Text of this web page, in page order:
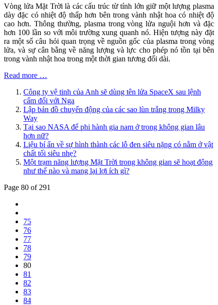
Vòng lửa Mặt Trời là các cấu trúc từ tính lớn giữ một lượng plasma
dày đặc có nhiệt độ thấp hơn bên trong vành nhật hoa có nhiệt độ
cao hơn. Thông thường, plasma trong vòng lửa nguội hơn và đặc
hơn 100 lần so với môi trường xung quanh nó. Hiện tượng này đặt
ra một số câu hỏi quan trọng về nguồn gốc của plasma trong vòng
lửa, và sự cân bằng về năng lượng và lực cho phép nó tồn tại bên
trong vành nhật hoa trong một thời gian tương đối dài.
Read more …
Công ty vệ tinh của Anh sẽ dùng tên lửa SpaceX sau lệnh
cấm đối với Nga
Lập bản đồ chuyển động của các sao lùn trắng trong Milky
Way
Tại sao NASA để phi hành gia nam ở trong không gian lâu
hơn nữ?
Liệu bí ẩn về sự hình thành các lỗ đen siêu nặng có nằm ở vật
chất tối siêu nhẹ?
Một trạm năng lượng Mặt Trời trong không gian sẽ hoạt động
như thế nào và mang lại lợi ích gì?
Page 80 of 291
75
76
77
78
79
80
81
82
83
84